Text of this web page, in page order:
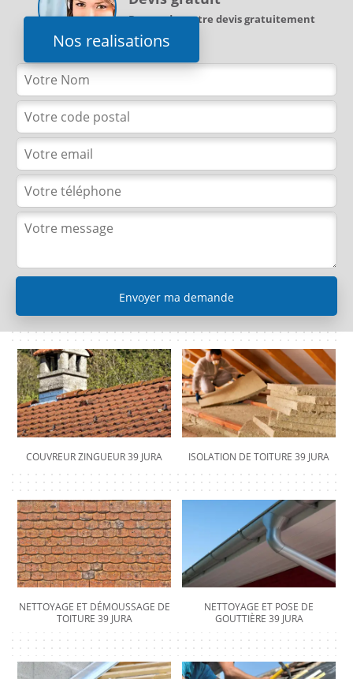
Nos realisations
Demandez votre devis gratuitement
COUVREUR ZINGUEUR 39 JURA ISOLATION DE TOITURE 39 JURA
NETTOYAGE ET DÉMOUSSAGE DE
TOITURE 39 JURA
NETTOYAGE ET POSE DE
GOUTTIÈRE 39 JURA